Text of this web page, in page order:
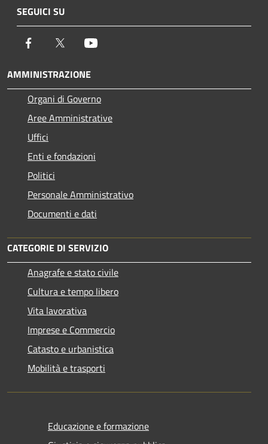
SEGUICI SU
Facebook Twitter
AMMINISTRAZIONE
Organi di Governo
Aree Amministrative
Uffici
Enti e fondazioni
Politici
Personale Amministrativo
Documenti e dati
CATEGORIE DI SERVIZIO
Anagrafe e stato civile
Cultura e tempo libero
Vita lavorativa
Imprese e Commercio
Catasto e urbanistica
Mobilità e trasporti
Educazione e formazione